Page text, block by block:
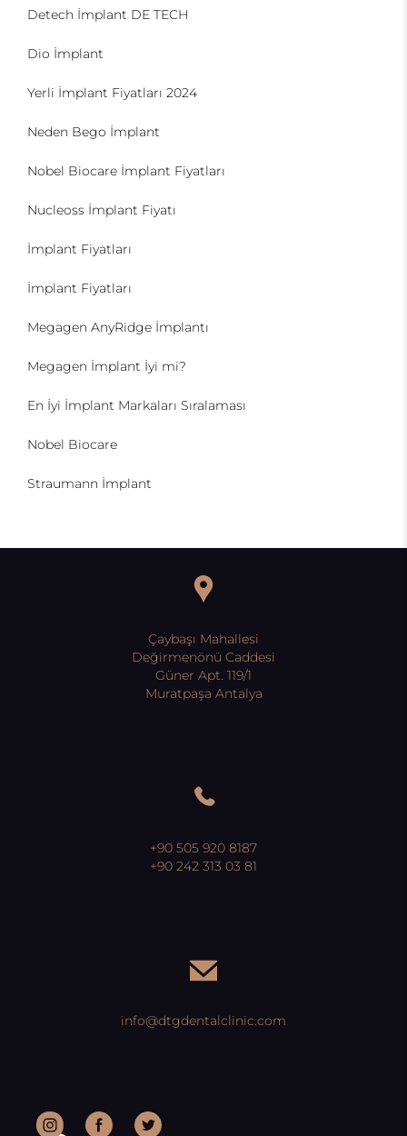
Detech İmplant DE TECH
Dio İmplant
Yerli İmplant Fiyatları 2024
Neden Bego İmplant
Nobel Biocare İmplant Fiyatları
Nucleoss İmplant Fiyatı
İmplant Fiyatları
İmplant Fiyatları
Megagen AnyRidge İmplantı
Megagen İmplant İyi mi?
En İyi İmplant Markaları Sıralaması
Nobel Biocare
Straumann İmplant
Çaybaşı Mahallesi
Değirmenönü Caddesi
Güner Apt. 119/1
Muratpaşa Antalya
+90 505 920 8187
+90 242 313 03 81
info@dtgdentalclinic.com